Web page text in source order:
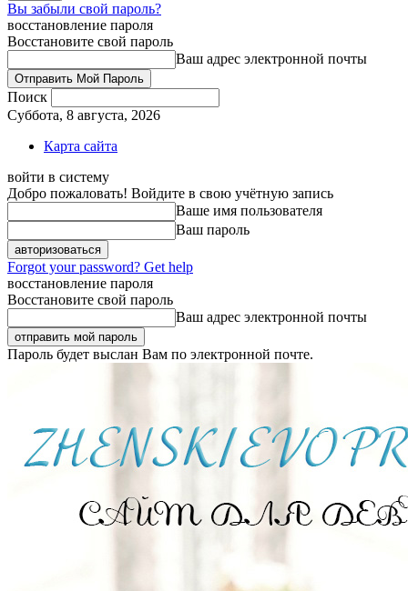
Вы забыли свой пароль?
восстановление пароля
Восстановите свой пароль
Ваш адрес электронной почты
Поиск
Суббота, 8 августа, 2026
Карта сайта
войти в систему
Добро пожаловать! Войдите в свою учётную запись
Ваше имя пользователя
Ваш пароль
Forgot your password? Get help
восстановление пароля
Восстановите свой пароль
Ваш адрес электронной почты
Пароль будет выслан Вам по электронной почте.